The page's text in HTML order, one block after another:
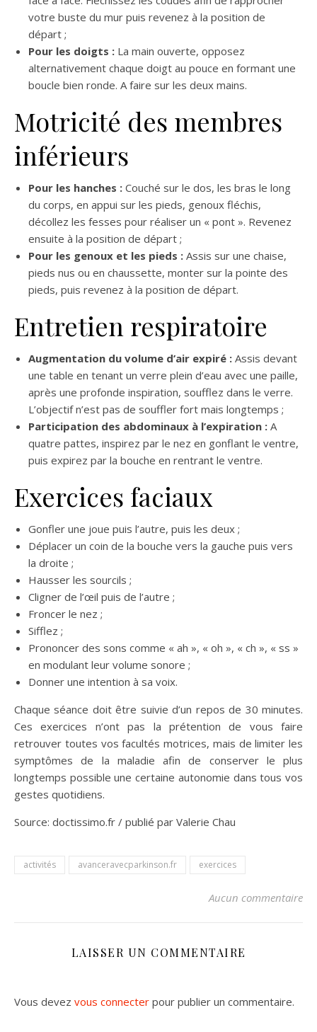
votre buste du mur puis revenez à la position de
départ ;
Pour les doigts : La main ouverte, opposez
alternativement chaque doigt au pouce en formant une
boucle bien ronde. A faire sur les deux mains.
Motricité des membres
inférieurs
Pour les hanches : Couché sur le dos, les bras le long
du corps, en appui sur les pieds, genoux fléchis,
décollez les fesses pour réaliser un « pont ». Revenez
ensuite à la position de départ ;
Pour les genoux et les pieds : Assis sur une chaise,
pieds nus ou en chaussette, monter sur la pointe des
pieds, puis revenez à la position de départ.
Entretien respiratoire
Augmentation du volume d’air expiré : Assis devant
une table en tenant un verre plein d’eau avec une paille,
après une profonde inspiration, soufflez dans le verre.
L’objectif n’est pas de souffler fort mais longtemps ;
Participation des abdominaux à l’expiration : A
quatre pattes, inspirez par le nez en gonflant le ventre,
puis expirez par la bouche en rentrant le ventre.
Exercices faciaux
Gonfler une joue puis l’autre, puis les deux ;
Déplacer un coin de la bouche vers la gauche puis vers
la droite ;
Hausser les sourcils ;
Cligner de l’œil puis de l’autre ;
Froncer le nez ;
Sifflez ;
Prononcer des sons comme « ah », « oh », « ch », « ss »
en modulant leur volume sonore ;
Donner une intention à sa voix.
Chaque séance doit être suivie d’un repos de 30 minutes.
Ces exercices n’ont pas la prétention de vous faire
retrouver toutes vos facultés motrices, mais de limiter les
symptômes de la maladie afin de conserver le plus
longtemps possible une certaine autonomie dans tous vos
gestes quotidiens.
Source: doctissimo.fr / publié par Valerie Chau
activités avanceravecparkinson.fr exercices
Aucun commentaire
LAISSER UN COMMENTAIRE
Vous devez vous connecter pour publier un commentaire.